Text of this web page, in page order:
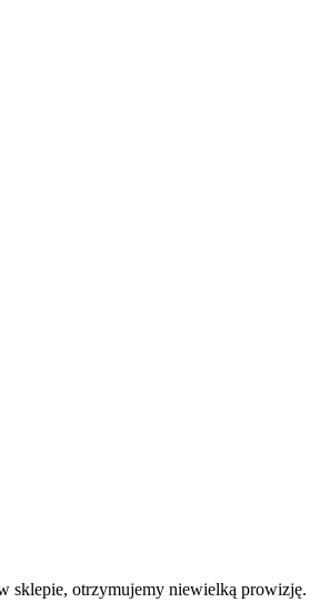
sklepie, otrzymujemy niewielką prowizję.